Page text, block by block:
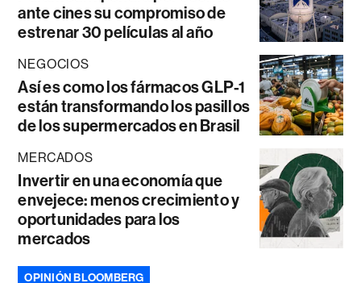
ante cines su compromiso de
estrenar 30 películas al año
NEGOCIOS
Así es como los fármacos GLP-1
están transformando los pasillos
de los supermercados en Brasil
MERCADOS
Invertir en una economía que
envejece: menos crecimiento y
oportunidades para los
mercados
OPINIÓN BLOOMBERG